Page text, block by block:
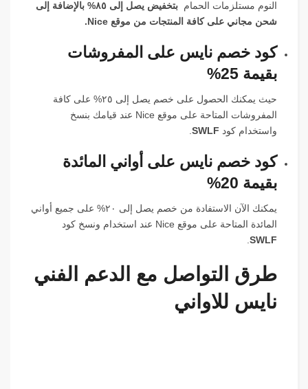
النوم مستلزمات الحمام
بتخفيض يصل إلى ٨٥% بالإضافة إلى
شحن مجاني على كافة المنتجات من موقع Nice.
كود خصم نايس على المفروشات
بقيمة 25%
حيث يمكنك الحصول على خصم يصل إلى ٢٥% على كافة
المفروشات المتاحة على موقع Nice عند قيامك بنسخ
واستخدام كود SWLF
كود خصم نايس على أواني المائدة
بقيمة 20%
يمكنك الآن الاستفادة من خصم يصل إلى ٢٠% على جميع أواني
المائدة المتاحة على موقع Nice عند استخدام ونسخ كود
SWLF
طرق التواصل مع الدعم الفني
نايس للاواني